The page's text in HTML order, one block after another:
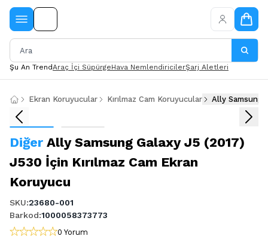
Şu An TrendAraç İçi SüpürgeHava NemlendiricilerŞarj Aletleri
Ekran Koruyucular Kırılmaz Cam Koruyucular Ally Samsung
Diğer Ally Samsung Galaxy J5 (2017)
J530 İçin Kırılmaz Cam Ekran
Koruyucu
SKU:23680-001
Barkod:1000058373773
0 Yorum